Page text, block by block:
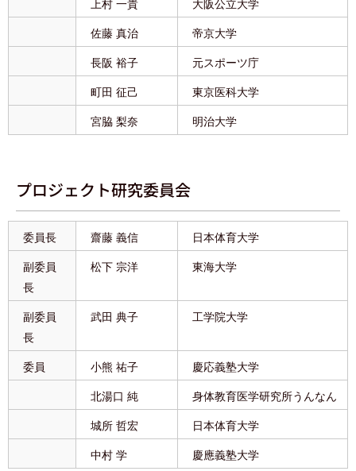
上村 一貴 大阪公立大学
佐藤 真治 帝京大学
長阪 裕子 元スポーツ庁
町田 征己 東京医科大学
宮脇 梨奈 明治大学
プロジェクト研究委員会
委員長 齋藤 義信 日本体育大学
副委員
長
松下 宗洋 東海大学
副委員
長
武田 典子 工学院大学
委員 小熊 祐子 慶応義塾大学
北湯口 純 身体教育医学研究所うんなん
城所 哲宏 日本体育大学
中村 学 慶應義塾大学